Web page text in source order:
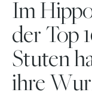
Im
der Top
Stuten
ihre